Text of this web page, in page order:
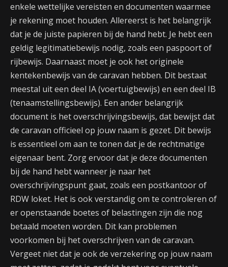
enkele wettelijke vereisten en documenten waarmee
je rekening moet houden. Allereerst is het belangrijk
dat je de juiste papieren bij de hand hebt. Je hebt een
geldig legitimatiebewijs nodig, zoals een paspoort of
rijbewijs. Daarnaast moet je ook het originele
kentekenbewijs van de caravan hebben. Dit bestaat
meestal uit een deel IA (voertuigbewijs) en een deel IB
(tenaamstellingsbewijs). Een ander belangrijk
document is het overschrijvingsbewijs, dat bewijst dat
de caravan officieel op jouw naam is gezet. Dit bewijs
is essentieel om aan te tonen dat je de rechtmatige
eigenaar bent. Zorg ervoor dat je deze documenten
bij de hand hebt wanneer je naar het
overschrijvingspunt gaat, zoals een postkantoor of
RDW loket. Het is ook verstandig om te controleren of
er openstaande boetes of belastingen zijn die nog
betaald moeten worden. Dit kan problemen
voorkomen bij het overschrijven van de caravan.
Vergeet niet dat je ook de verzekering op jouw naam